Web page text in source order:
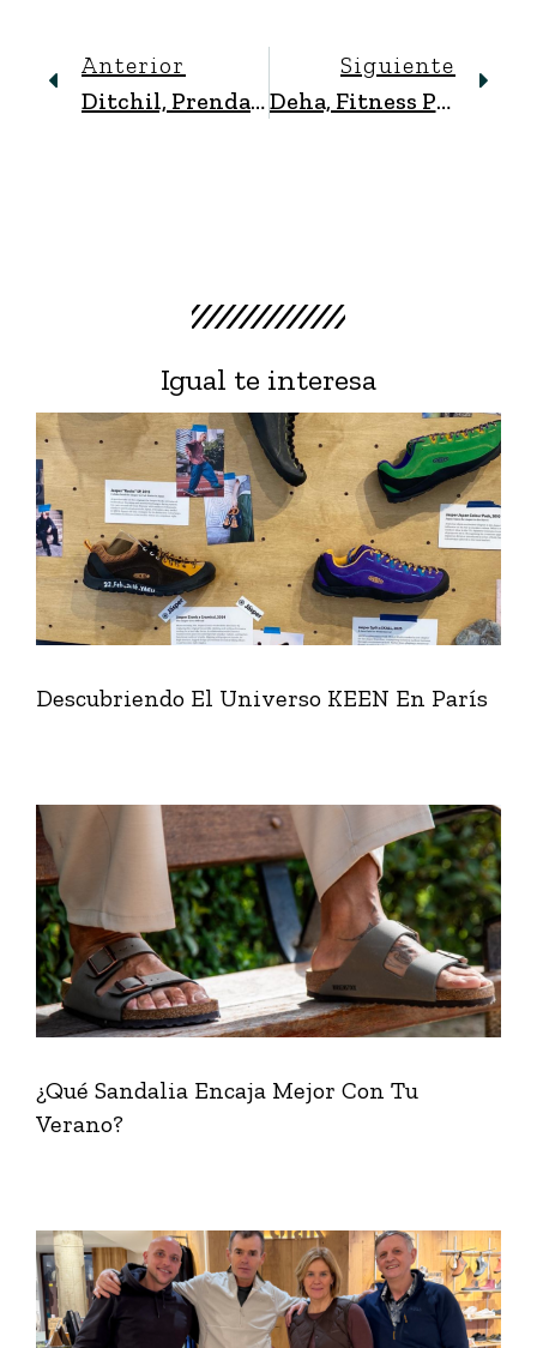
Anterior
Ditchil, Prendas Deportivas De Ajuste Y Rendimiento Perfectos
Siguiente
Deha, Fitness Para Mujeres Con Energía Inigualable
Igual te interesa
Descubriendo El Universo KEEN En París
¿Qué Sandalia Encaja Mejor Con Tu
Verano?